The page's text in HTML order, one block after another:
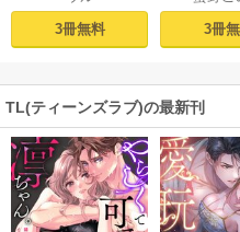
隣人後輩くんのイ
キすぎた執着にハ
3冊無料
快楽、閨
乱れ声
3冊
TL(ティーンズラブ)の最新刊